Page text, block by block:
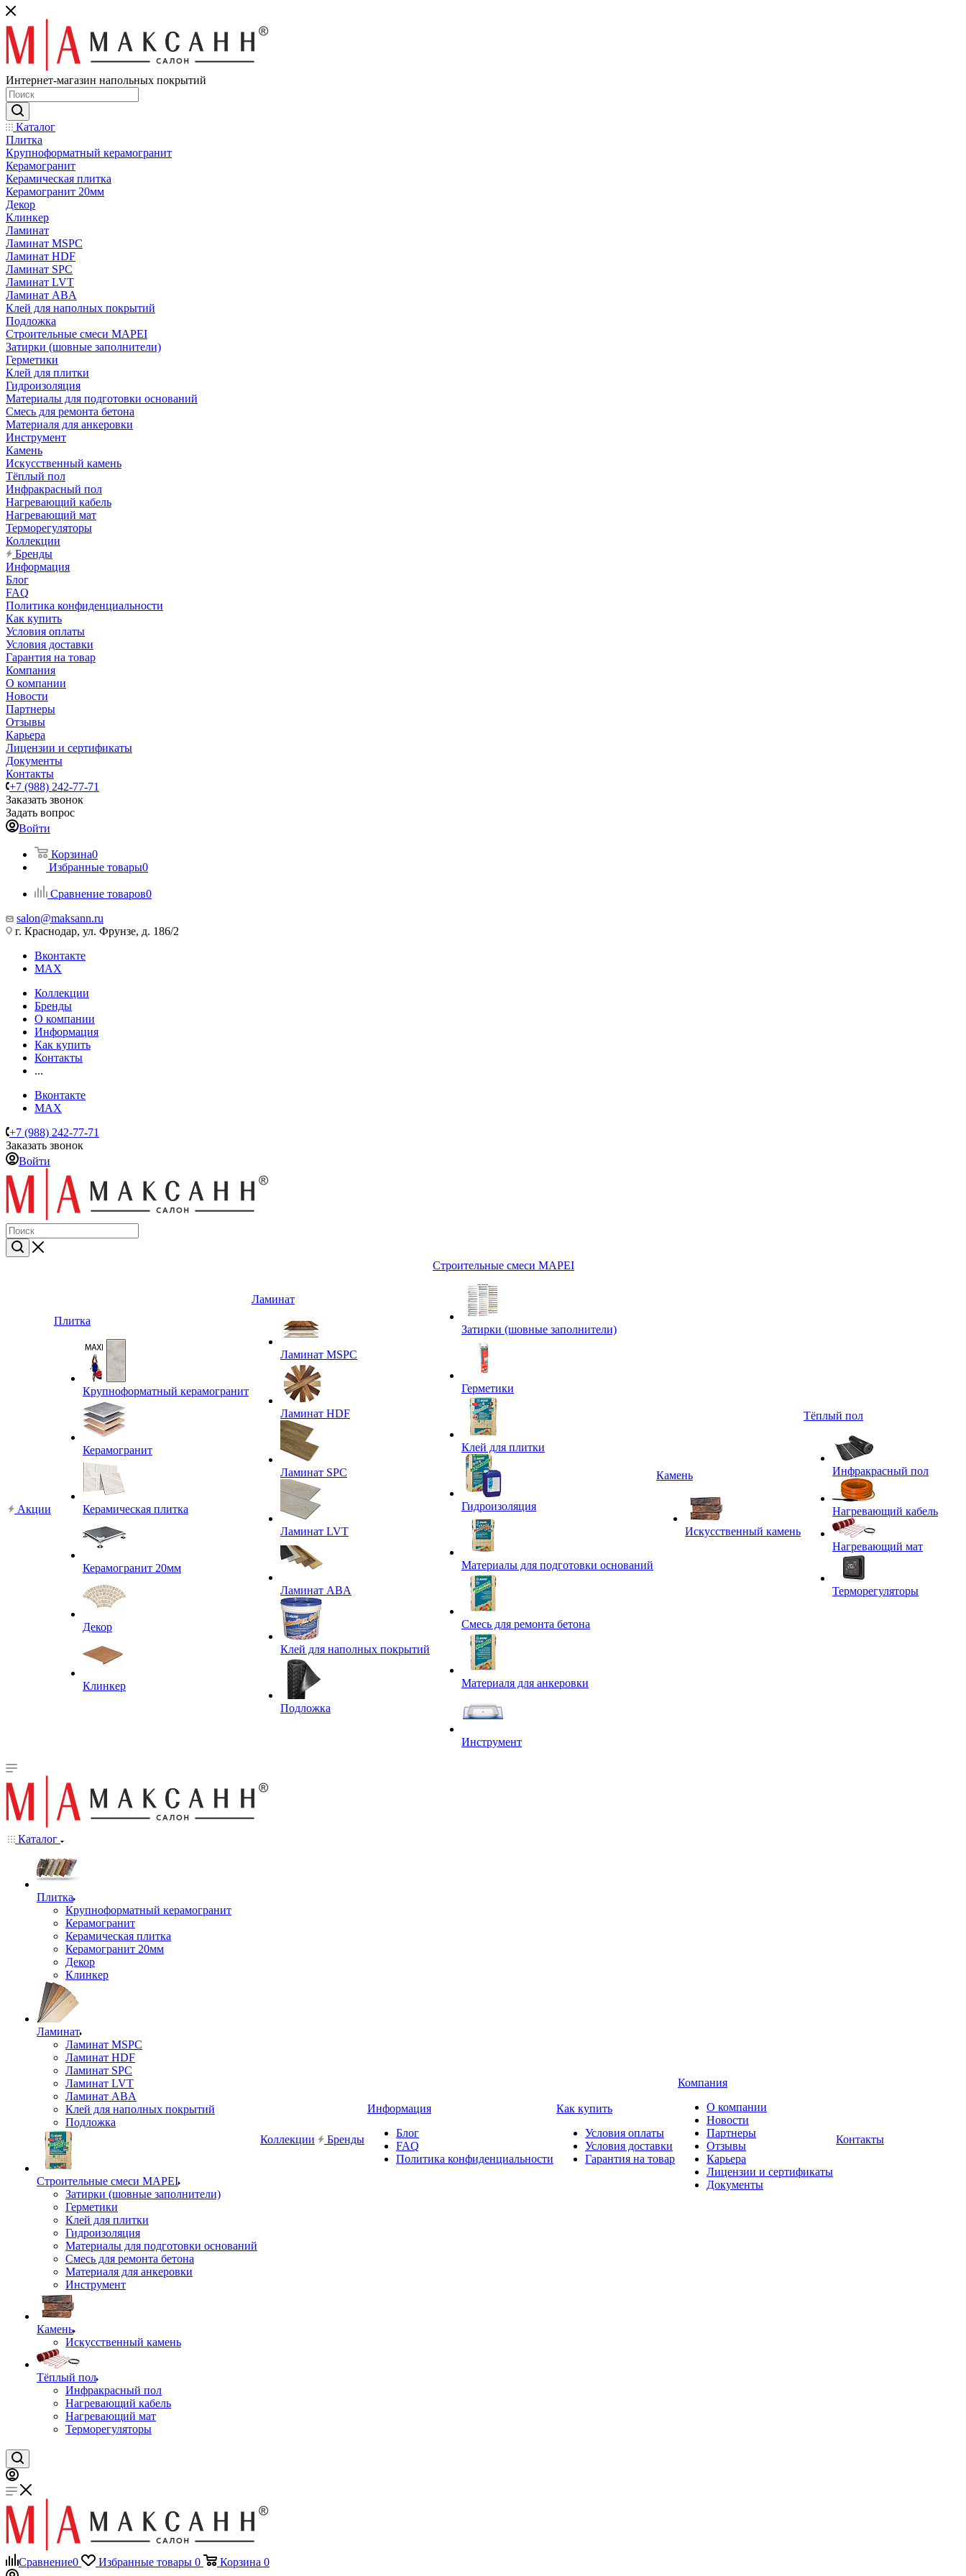
Интернет-магазин напольных покрытий
Каталог
Плитка
Крупноформатный керамогранит
Керамогранит
Керамическая плитка
Керамогранит 20мм
Декор
Клинкер
Ламинат
Ламинат MSPC
Ламинат HDF
Ламинат SPC
Ламинат LVT
Ламинат ABA
Клей для наполных покрытий
Подложка
Строительные смеси MAPEI
Затирки (шовные заполнители)
Герметики
Клей для плитки
Гидроизоляция
Материалы для подготовки оснований
Смесь для ремонта бетона
Материаля для анкеровки
Инструмент
Камень
Искусственный камень
Тёплый пол
Инфракрасный пол
Нагревающий кабель
Нагревающий мат
Терморегуляторы
Коллекции
Бренды
Информация
Блог
FAQ
Политика конфиденциальности
Как купить
Условия оплаты
Условия доставки
Гарантия на товар
Компания
О компании
Новости
Партнеры
Отзывы
Карьера
Лицензии и сертификаты
Документы
Контакты
+7 (988) 242-77-71
Заказать звонок
Задать вопрос
Войти
Корзина0
Избранные товары0
Сравнение товаров0
salon@maksann.ru
г. Краснодар, ул. Фрунзе, д. 186/2
Вконтакте
MAX
Коллекции
Бренды
О компании
Информация
Как купить
Контакты
...
Вконтакте
MAX
+7 (988) 242-77-71
Заказать звонок
Войти
Акции
Плитка
Крупноформатный керамогранит
Керамогранит
Керамическая плитка
Керамогранит 20мм
Декор
Клинкер
Ламинат
Ламинат MSPC
Ламинат HDF
Ламинат SPC
Ламинат LVT
Ламинат ABA
Клей для наполных покрытий
Подложка
Строительные смеси MAPEI
Затирки (шовные заполнители)
Герметики
Клей для плитки
Гидроизоляция
Материалы для подготовки оснований
Смесь для ремонта бетона
Материаля для анкеровки
Инструмент
Камень
Искусственный камень
Тёплый пол
Инфракрасный пол
Нагревающий кабель
Нагревающий мат
Терморегуляторы
Каталог
Плитка
Крупноформатный керамогранит
Керамогранит
Керамическая плитка
Керамогранит 20мм
Декор
Клинкер
Ламинат
Ламинат MSPC
Ламинат HDF
Ламинат SPC
Ламинат LVT
Ламинат ABA
Клей для наполных покрытий
Подложка
Строительные смеси MAPEI
Затирки (шовные заполнители)
Герметики
Клей для плитки
Гидроизоляция
Материалы для подготовки оснований
Смесь для ремонта бетона
Материаля для анкеровки
Инструмент
Камень
Искусственный камень
Тёплый пол
Инфракрасный пол
Нагревающий кабель
Нагревающий мат
Терморегуляторы
Коллекции Бренды
Информация
Блог
FAQ
Политика конфиденциальности
Как купить
Условия оплаты
Условия доставки
Гарантия на товар
Компания
О компании
Новости
Партнеры
Отзывы
Карьера
Лицензии и сертификаты
Документы
Контакты
Сравнение0 Избранные товары 0 Корзина 0